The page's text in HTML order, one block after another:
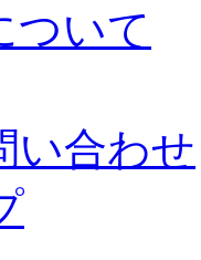
ついて
い合わせ